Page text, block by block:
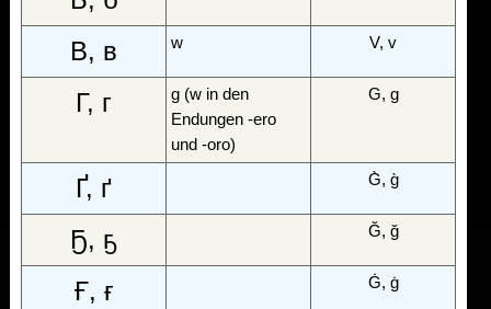
В, в w V, v
Г, г
g (w in den
Endungen -ero
und -oro)
G, g
Ґ, ґ G̀, g̀
Ҕ, ҕ Ğ, ğ
Ғ, ғ Ġ, ġ